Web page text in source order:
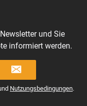
und Sie
informiert werden.
Nutzungsbedingungen.